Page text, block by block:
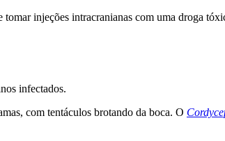
injeções intracranianas com uma droga
infectados.
com tentáculos brotando da boca. O